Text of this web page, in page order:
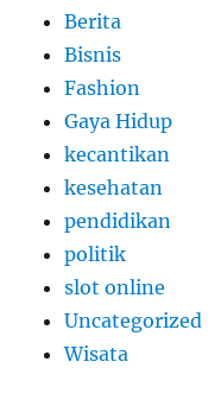
Berita
Bisnis
Fashion
Gaya Hidup
kecantikan
kesehatan
pendidikan
politik
slot online
Uncategorized
Wisata